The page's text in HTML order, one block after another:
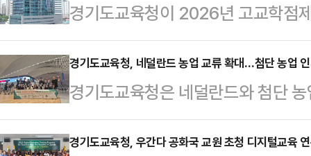
경기도교육청이 2026년 고교학점
선정, 고교학점제 교육과정 운영을
사업은 '2022 개정 교육과정'에 따
과목 선택권을 보장하고, 자기주도
추진하는 사업이다.내년도 사업 대
양주·의정부 등 16개 지역), 직업계
경기도교육청, 네덜란드 농업 교류 확대…첨단 농업
경기도교육청은 네덜란드와 첨단
한다고 24일 밝혔다.지난 23일부
해에 이어 두 번째다. 네덜란드 에
경기도교육청, 우간다 공화국 교원 초청 디지털교육